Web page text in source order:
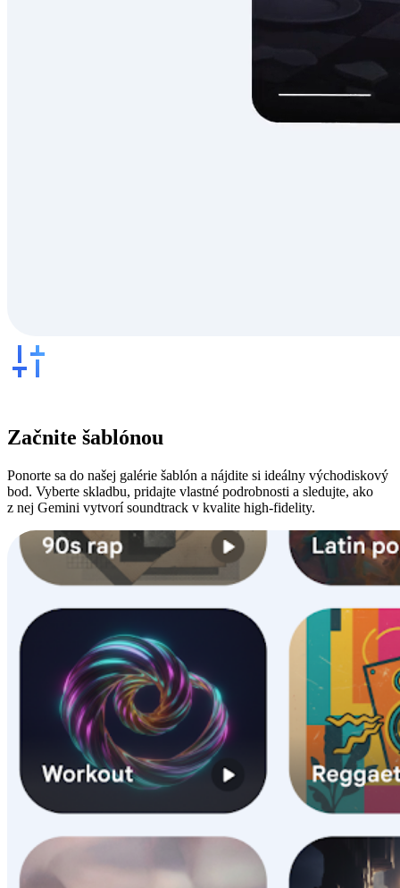
Začnite šablónou
Ponorte sa do našej galérie šablón a nájdite si ideálny východiskový
bod. Vyberte skladbu, pridajte vlastné podrobnosti a sledujte, ako
z nej Gemini vytvorí soundtrack v kvalite high-fidelity.